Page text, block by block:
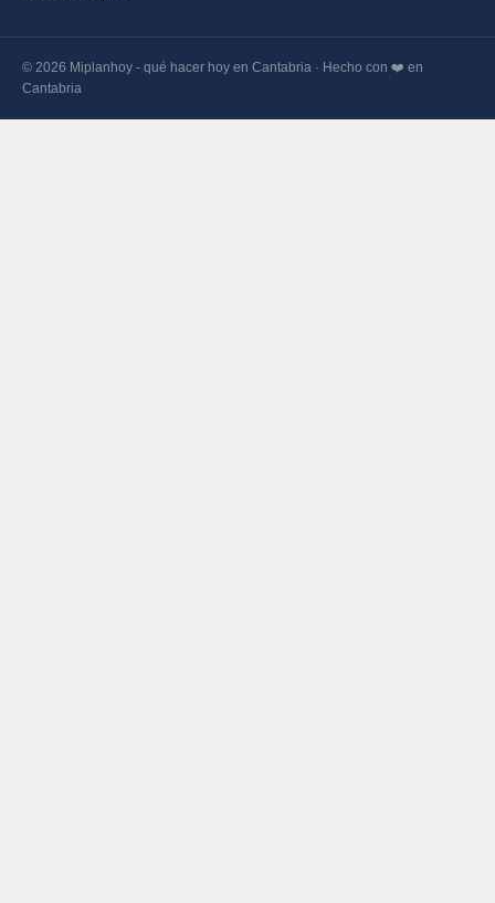
© 2026 Miplanhoy - qué hacer hoy en Cantabria · Hecho con ❤️ en
Cantabria